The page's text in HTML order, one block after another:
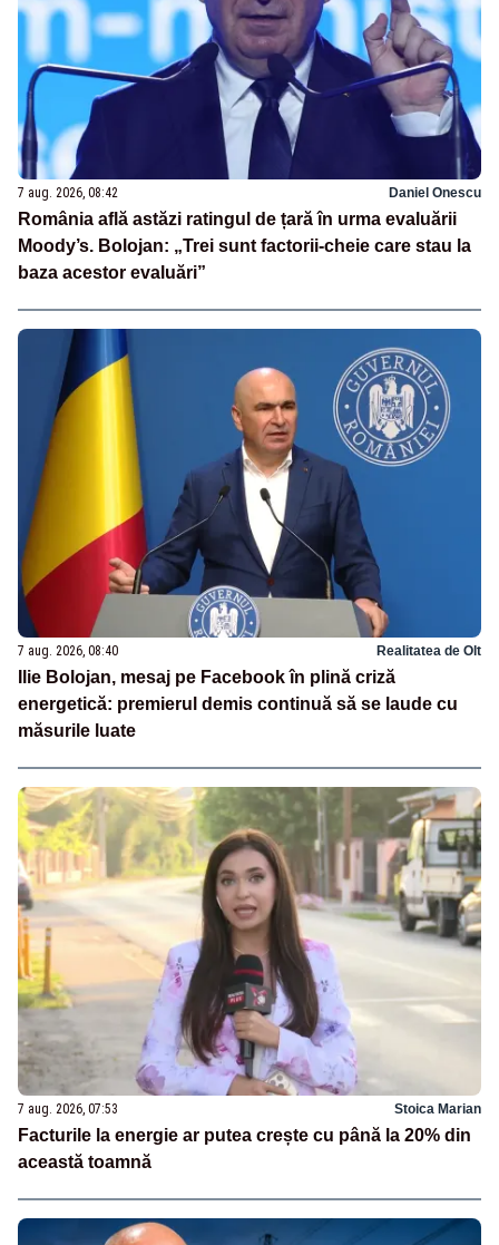
7 aug. 2026, 08:42 Daniel Onescu
România află astăzi ratingul de țară în urma evaluării
Moody’s. Bolojan: „Trei sunt factorii-cheie care stau la
baza acestor evaluări”
7 aug. 2026, 08:40 Realitatea de Olt
Ilie Bolojan, mesaj pe Facebook în plină criză
energetică: premierul demis continuă să se laude cu
măsurile luate
7 aug. 2026, 07:53 Stoica Marian
Facturile la energie ar putea crește cu până la 20% din
această toamnă